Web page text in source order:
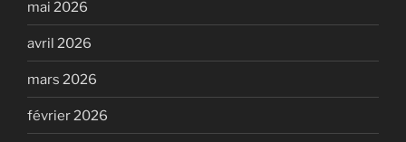
mai 2026
avril 2026
mars 2026
février 2026